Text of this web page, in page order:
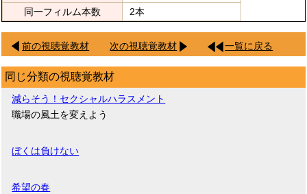
同一フィルム本数
2本
前の視聴覚教材 次の視聴覚教材 一覧に戻る
同じ分類の視聴覚教材
減らそう！セクシャルハラスメント
職場の風土を変えよう
ぼくは負けない
希望の春